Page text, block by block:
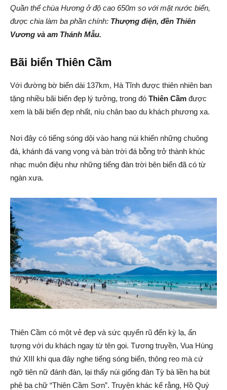
Quần thể chùa Hương ở độ cao 650m so với mặt nước biển,
được chia làm ba phần chính: Thượng điện, đền Thiên
Vương và am Thánh Mẫu.
Bãi biển Thiên Cầm
Với đường bờ biển dài 137km, Hà Tĩnh được thiên nhiên ban
tặng nhiều bãi biển đẹp lý tưởng, trong đó Thiên Cầm được
xem là bãi biển đẹp nhất, níu chân bao du khách phương xa.
Nơi đây có tiếng sóng dội vào hang núi khiến những chuông
đá, khánh đá vang vọng và bàn trời đá bỗng trở thành khúc
nhạc muôn điệu như những tiếng đàn trời bên biển đã có từ
ngàn xưa.
Thiên Cầm có một vẻ đẹp và sức quyến rũ đến kỳ lạ, ấn
tượng với du khách ngay từ tên gọi. Tương truyền, Vua Hùng
thứ XIII khi qua đây nghe tiếng sóng biển, thông reo mà cứ
ngỡ tiên nữ đánh đàn, lại thấy núi giống đàn Tỳ bà liền hạ bút
phê ba chữ “Thiên Cầm Sơn”. Truyện khác kể rằng, Hồ Quý